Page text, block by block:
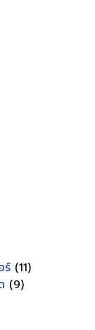
ร์ (11)
(9)